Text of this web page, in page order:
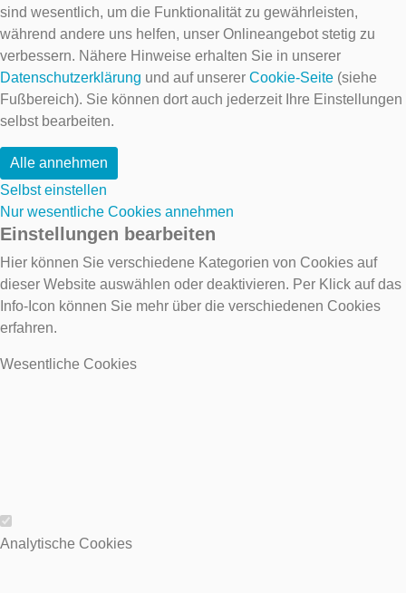
sind wesentlich, um die Funktionalität zu gewährleisten,
während andere uns helfen, unser Onlineangebot stetig zu
verbessern. Nähere Hinweise erhalten Sie in unserer
Datenschutzerklärung und auf unserer Cookie-Seite (siehe
Fußbereich). Sie können dort auch jederzeit Ihre Einstellungen
selbst bearbeiten.
Alle annehmen
Selbst einstellen
Nur wesentliche Cookies annehmen
Einstellungen bearbeiten
Hier können Sie verschiedene Kategorien von Cookies auf
dieser Website auswählen oder deaktivieren. Per Klick auf das
Info-Icon können Sie mehr über die verschiedenen Cookies
erfahren.
Wesentliche Cookies
Wesentliche Cookies
Analytische Cookies